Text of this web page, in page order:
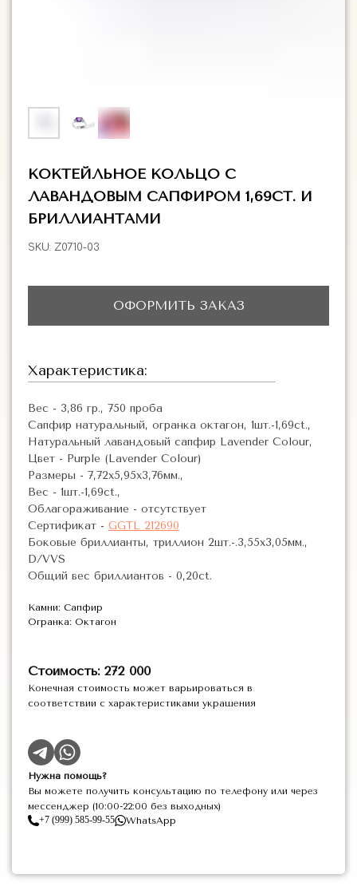
КОКТЕЙЛЬНОЕ КОЛЬЦО С
ЛАВАНДОВЫМ САПФИРОМ 1,69CT. И
БРИЛЛИАНТАМИ
SKU: Z0710-03
ОФОРМИТЬ ЗАКАЗ
Характеристика:
Вес - 3,86 гр., 750 проба
Сапфир натуральный, огранка октагон, 1шт.-1,69ct.,
Натуральный лавандовый сапфир Lavender Colour,
Цвет - Purple (Lavender Colour)
Размеры - 7,72х5,95х3,76мм.,
Вес - 1шт.-1,69ct.,
Облагораживание - отсутствует
Сертификат - GGTL 212690
Боковые бриллианты, триллион 2шт.-.3,55х3,05мм.,
D/VVS
Общий вес бриллиантов - 0,20ct.
Камни: Сапфир
Огранка: Октагон
Стоимость: 272 000
Конечная стоимость может варьироваться в
соответствии с характеристиками украшения
Нужна помощь?
Вы можете получить консультацию по телефону или через
мессенджер (10:00-22:00 без выходных)
+7 (999) 585-99-55
WhatsApp